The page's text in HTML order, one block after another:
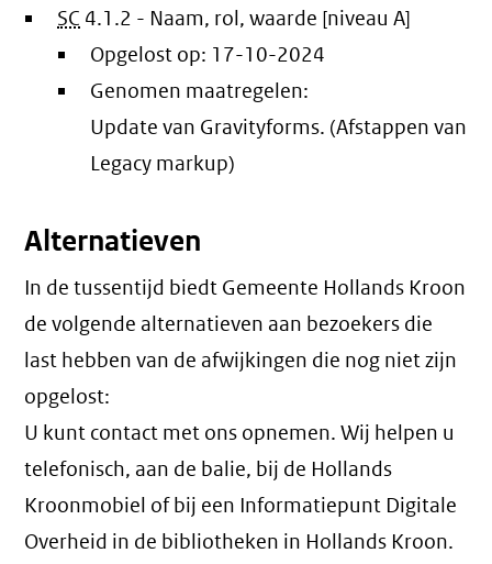
SC 4.1.2 - Naam, rol, waarde [niveau A]
Opgelost op: 17-10-2024
Genomen maatregelen:
Update van Gravityforms. (Afstappen van
Legacy markup)
Alternatieven
In de tussentijd biedt Gemeente Hollands Kroon
de volgende alternatieven aan bezoekers die
last hebben van de afwijkingen die nog niet zijn
opgelost:
U kunt contact met ons opnemen. Wij helpen u
telefonisch, aan de balie, bij de Hollands
Kroonmobiel of bij een Informatiepunt Digitale
Overheid in de bibliotheken in Hollands Kroon.